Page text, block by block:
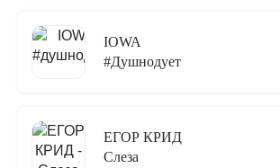
IOWA
#душнодует
ЕГОР КРИД
Слеза